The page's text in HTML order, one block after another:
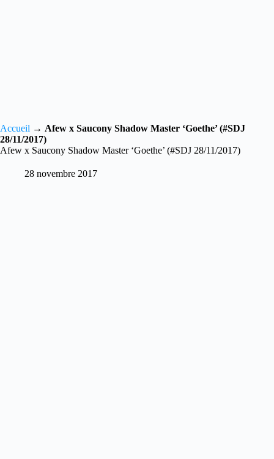
Accueil → Afew x Saucony Shadow Master ‘Goethe’ (#SDJ
28/11/2017)
Afew x Saucony Shadow Master ‘Goethe’ (#SDJ 28/11/2017)
28 novembre 2017